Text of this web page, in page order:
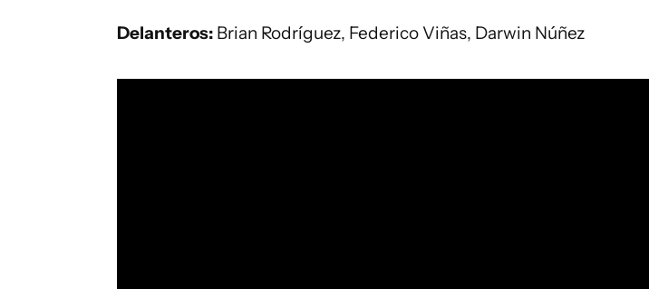
Delanteros: Brian Rodríguez, Federico Viñas, Darwin Núñez